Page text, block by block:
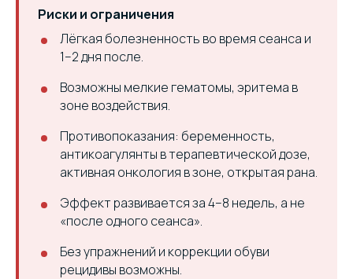
Риски и ограничения
Лёгкая болезненность во время сеанса и
1–2 дня после.
Возможны мелкие гематомы, эритема в
зоне воздействия.
Противопоказания: беременность,
антикоагулянты в терапевтической дозе,
активная онкология в зоне, открытая рана.
Эффект развивается за 4–8 недель, а не
«после одного сеанса».
Без упражнений и коррекции обуви
рецидивы возможны.